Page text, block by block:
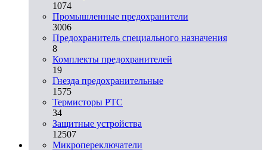
1074
Промышленные предохранители
3006
Предохранитель специального назначения
8
Комплекты предохранителей
19
Гнезда предохранительные
1575
Термисторы PTC
34
Защитные устройства
12507
Микропереключатели